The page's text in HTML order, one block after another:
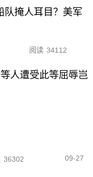
队掩人耳目？美军
阅读 34112
人遭受此等屈辱岂
36302 09-27